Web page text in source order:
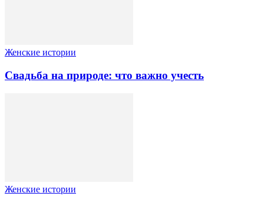
Женские истории
Свадьба на природе: что важно учесть
Женские истории